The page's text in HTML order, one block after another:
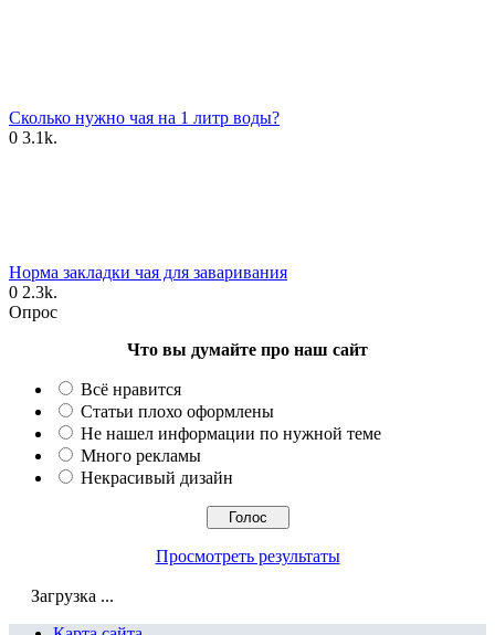
Сколько нужно чая на 1 литр воды?
0 3.1k.
Норма закладки чая для заваривания
0 2.3k.
Опрос
Что вы думайте про наш сайт
Всё нравится
Статьи плохо оформлены
Не нашел информации по нужной теме
Много рекламы
Некрасивый дизайн
Просмотреть результаты
Загрузка ...